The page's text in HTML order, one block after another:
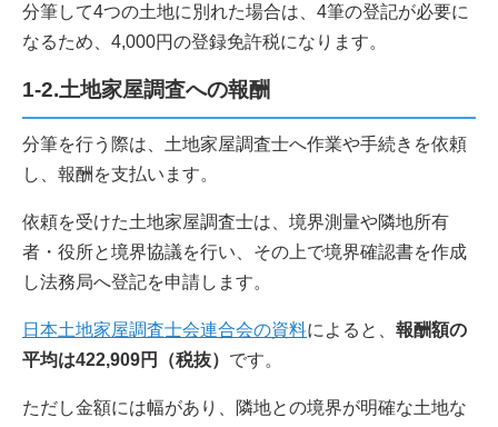
分筆して4つの土地に別れた場合は、4筆の登記が必要に
なるため、4,000円の登録免許税になります。
1-2.土地家屋調査への報酬
分筆を行う際は、土地家屋調査士へ作業や手続きを依頼
し、報酬を支払います。
依頼を受けた土地家屋調査士は、境界測量や隣地所有
者・役所と境界協議を行い、その上で境界確認書を作成
し法務局へ登記を申請します。
日本土地家屋調査士会連合会の資料によると、 報酬額の
平均は422,909円（税抜） です。
ただし金額には幅があり、隣地との境界が明確な土地な